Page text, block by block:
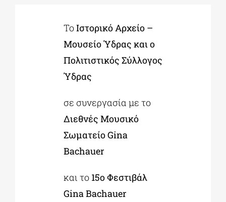
ΕΚΠΑΙΔΕΥΤΙΚΑ ΙΔΡΥΜΑΤΑ
ToΙστορικό Αρχείο –
Μουσείο Ύδρας και ο
Πολιτιστικός Σύλλογος
Ύδρας
σε συνεργασία με το
Διεθνές Μουσικό
Σωματείο Gina
Bachauer
και το15ο Φεστιβάλ
Gina Bachauer